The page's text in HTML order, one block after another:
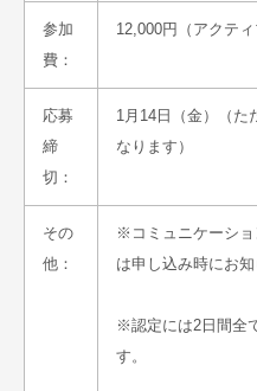
参加
費：
12,000円（アクテ
応募
締
切：
1月14日（金）（た
なります）
その
他：
※コミュニケーシ
は申し込み時にお知
※認定には2日間全
す。